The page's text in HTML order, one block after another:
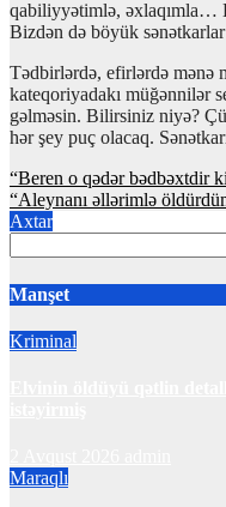
qabiliyyətimlə, əxlaqımla…
Bizdən də böyük
Tədbirlərdə, efirlərdə mənə
kateqoriyadakı müğənnilər
gəlməsin. Bilirsiniz niyə?
hər şey puç olacaq.
Yazı
naviqasiyası
“Beren o qədər bədbəxtdir
“Aleynanı əllərimlə
Axtar
Manşet
Kriminal
Maraqlı